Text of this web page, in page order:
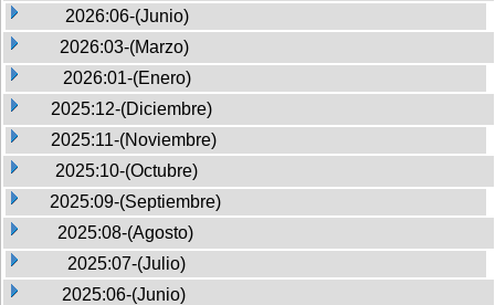
2026:06-(Junio)
2026:03-(Marzo)
2026:01-(Enero)
2025:12-(Diciembre)
2025:11-(Noviembre)
2025:10-(Octubre)
2025:09-(Septiembre)
2025:08-(Agosto)
2025:07-(Julio)
2025:06-(Junio)